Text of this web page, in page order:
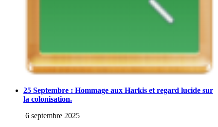
25 Septembre : Hommage aux Harkis et regard lucide sur
la colonisation.
6 septembre 2025